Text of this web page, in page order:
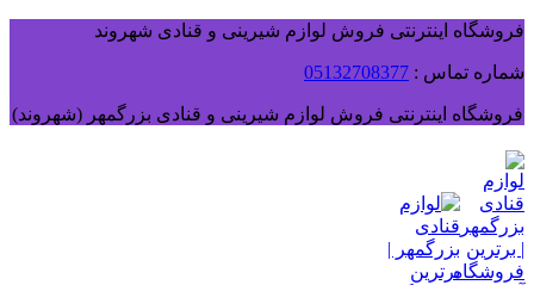
فروشگاه اینترنتی فروش لوازم شیرینی و قنادی شهروند
شماره تماس : 05132708377
فروشگاه اینترنتی فروش لوازم شیرینی و قنادی بزرگمهر (شهروند)